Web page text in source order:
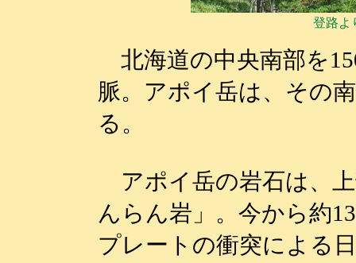
登路よ
北海道の中央南部を
脈。アポイ岳は、その
る。
アポイ岳の岩石は、
んらん岩」。今から約
プレートの衝突による